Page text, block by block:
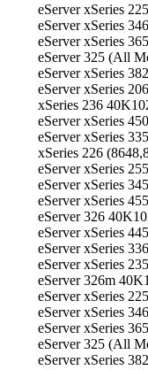
eServer xSeries
eServer xSeries
eServer xSeries
eServer 325 (All
eServer xSeries
eServer xSeries
xSeries 236
eServer xSeries
eServer xSeries
xSeries 226
eServer xSeries
eServer xSeries
eServer xSeries
eServer 326
eServer xSeries
eServer xSeries
eServer xSeries
eServer 326m
eServer xSeries
eServer xSeries
eServer xSeries
eServer 325 (All
eServer xSeries